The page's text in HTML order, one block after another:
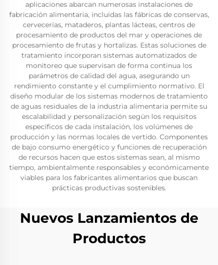
aplicaciones abarcan numerosas instalaciones de
fabricación alimentaria, incluidas las fábricas de conservas,
cervecerías, mataderos, plantas lácteas, centros de
procesamiento de productos del mar y operaciones de
procesamiento de frutas y hortalizas. Estas soluciones de
tratamiento incorporan sistemas automatizados de
monitoreo que supervisan de forma continua los
parámetros de calidad del agua, asegurando un
rendimiento constante y el cumplimiento normativo. El
diseño modular de los sistemas modernos de tratamiento
de aguas residuales de la industria alimentaria permite su
escalabilidad y personalización según los requisitos
específicos de cada instalación, los volúmenes de
producción y las normas locales de vertido. Componentes
de bajo consumo energético y funciones de recuperación
de recursos hacen que estos sistemas sean, al mismo
tiempo, ambientalmente responsables y económicamente
viables para los fabricantes alimentarios que buscan
prácticas productivas sostenibles.
Nuevos Lanzamientos de
Productos